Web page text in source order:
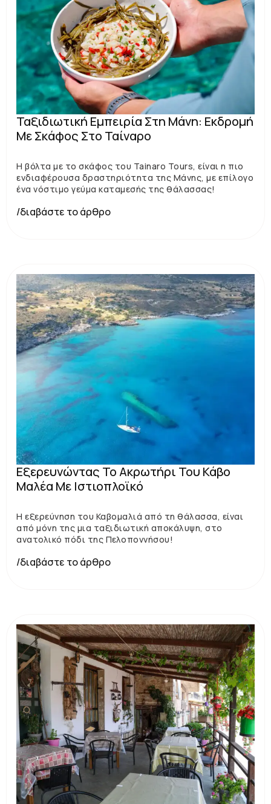
Ταξιδιωτική Εμπειρία Στη Μάνη: Εκδρομή
Με Σκάφος Στο Ταίναρο
Η βόλτα με το σκάφος του Tainaro Tours, είναι η πιο
ενδιαφέρουσα δραστηριότητα της Μάνης, με επίλογο
ένα νόστιμο γεύμα καταμεσής της θάλασσας!
/διαβάστε το άρθρο
Εξερευνώντας Το Ακρωτήρι Του Κάβο
Μαλέα Με Ιστιοπλοϊκό
Η εξερεύνηση του Καβομαλιά από τη θάλασσα, είναι
από μόνη της μια ταξιδιωτική αποκάλυψη, στο
ανατολικό πόδι της Πελοποννήσου!
/διαβάστε το άρθρο